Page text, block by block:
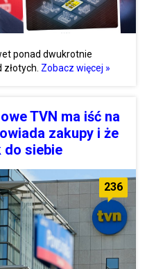
ponad dwukrotnie
Zobacz więcej »
TVN ma iść na
zakupy i że
do siebie
236